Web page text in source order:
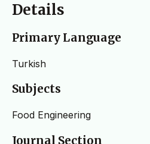
Details
Primary Language
Turkish
Subjects
Food Engineering
Journal Section